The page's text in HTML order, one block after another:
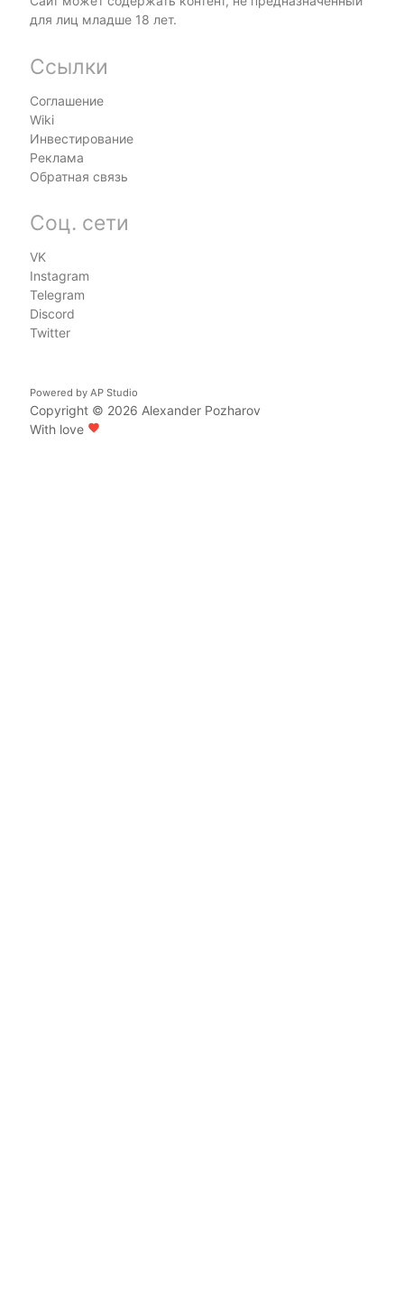
для лиц младше 18 лет.
Ссылки
Соглашение
Wiki
Инвестирование
Реклама
Обратная связь
Соц. сети
VK
Instagram
Telegram
Discord
Twitter
Powered by AP Studio
Copyright © 2026 Alexander Pozharov
With love favorite